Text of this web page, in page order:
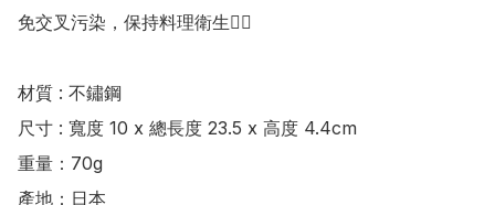
免交叉污染，保持料理衛生👍🏻
材質 : 不鏽鋼
尺寸 : 寬度 10 x 總長度 23.5 x 高度 4.4cm
重量：70g
產地：日本